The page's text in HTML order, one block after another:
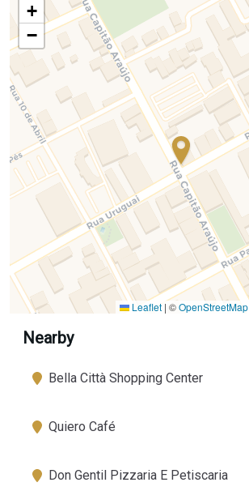
+
−
Leaflet | ©OpenStreetMap
Nearby
Bella Città Shopping Center
Quiero Café
Don Gentil Pizzaria E Petiscaria